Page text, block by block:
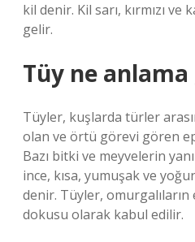
kil denir. Kil sarı, kırmızı
gelir.
Tüy ne anlama
Tüyler, kuşlarda türler
olan ve örtü görevi gören
Bazı bitki ve meyvelerin
ince, kısa, yumuşak ve
denir. Tüyler,
dokusu olarak kabul edilir.